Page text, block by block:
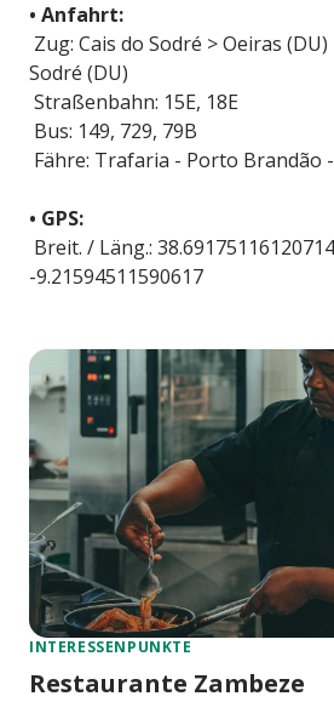
• Anfahrt:
Zug: Cais do Sodré > Oeiras
Sodré (DU)
Straßenbahn: 15E, 18E
Bus: 149, 729, 79B
Fähre: Trafaria - Porto Brandão
• GPS:
Breit. / Läng.:
-9.21594511590617
INTERESSENPUNKTE
Restaurante Zambeze